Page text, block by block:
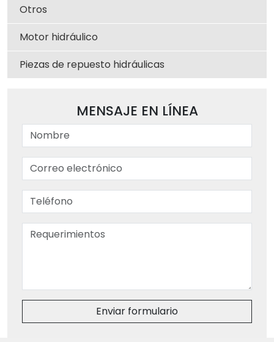
Otros
Motor hidráulico
Piezas de repuesto hidráulicas
MENSAJE EN LÍNEA
Enviar formulario